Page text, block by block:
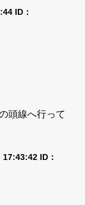
ID：
頭線へ行って
17:43:42 ID：